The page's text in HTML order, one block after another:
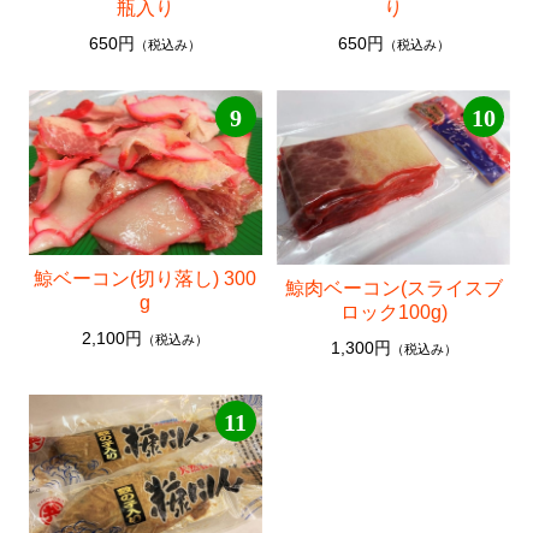
瓶入り
650円 （税込み）
り
650円 （税込み）
9
鯨ベーコン(切り落し) 300
g
2,100円 （税込み）
10
鯨肉ベーコン(スライスブ
ロック100g)
1,300円 （税込み）
11